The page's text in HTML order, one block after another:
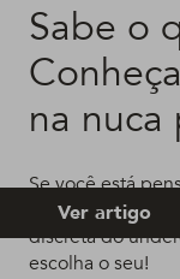
Sabe o
na nuca
Se você está
aposte no
discreta do
escolha o seu!
Ver artigo